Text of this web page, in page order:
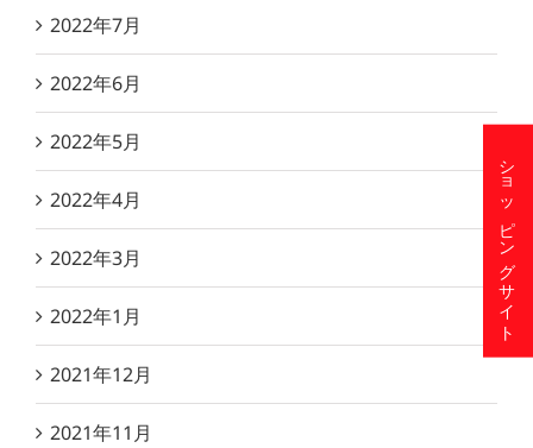
2022年7月
2022年6月
2022年5月
2022年4月
2022年3月
2022年1月
2021年12月
2021年11月
ショッピングサイト